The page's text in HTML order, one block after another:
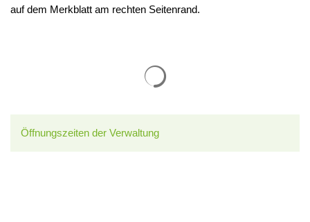
auf dem Merkblatt am rechten Seitenrand.
Öffnungszeiten der Verwaltung